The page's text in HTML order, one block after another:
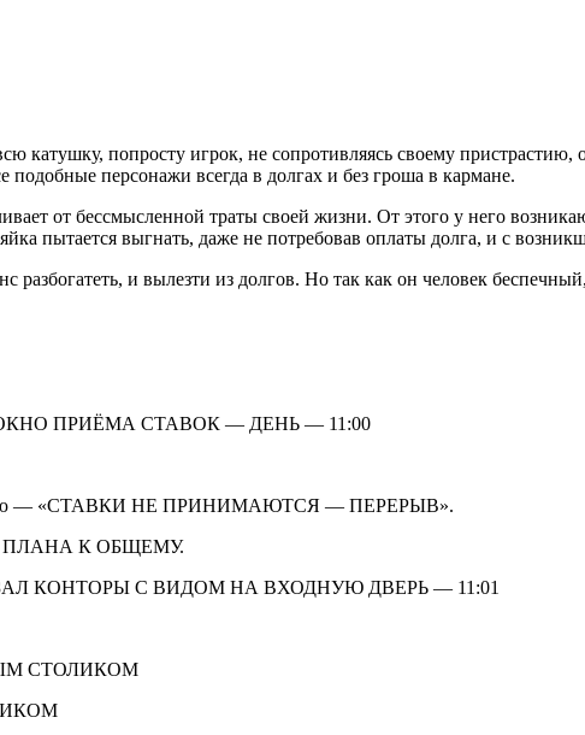
катушку, попросту игрок, не сопротивляясь своему
подобные персонажи всегда в долгах и без гроша в кармане.
от бессмысленной траты своей жизни. От этого у него
пытается выгнать, даже не потребовав оплаты долга, и с
разбогатеть, и вылезти из долгов. Но так как он человек
ПРИЁМА СТАВОК — ДЕНЬ — 11:00
— «СТАВКИ НЕ ПРИНИМАЮТСЯ — ПЕРЕРЫВ».
К ОБЩЕМУ.
КОНТОРЫ С ВИДОМ НА ВХОДНУЮ ДВЕРЬ — 11:01
СТОЛИКОМ